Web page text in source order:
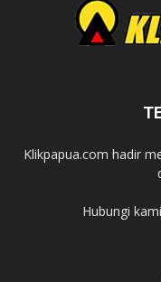
Klikpapua.com hadir
Hubungi